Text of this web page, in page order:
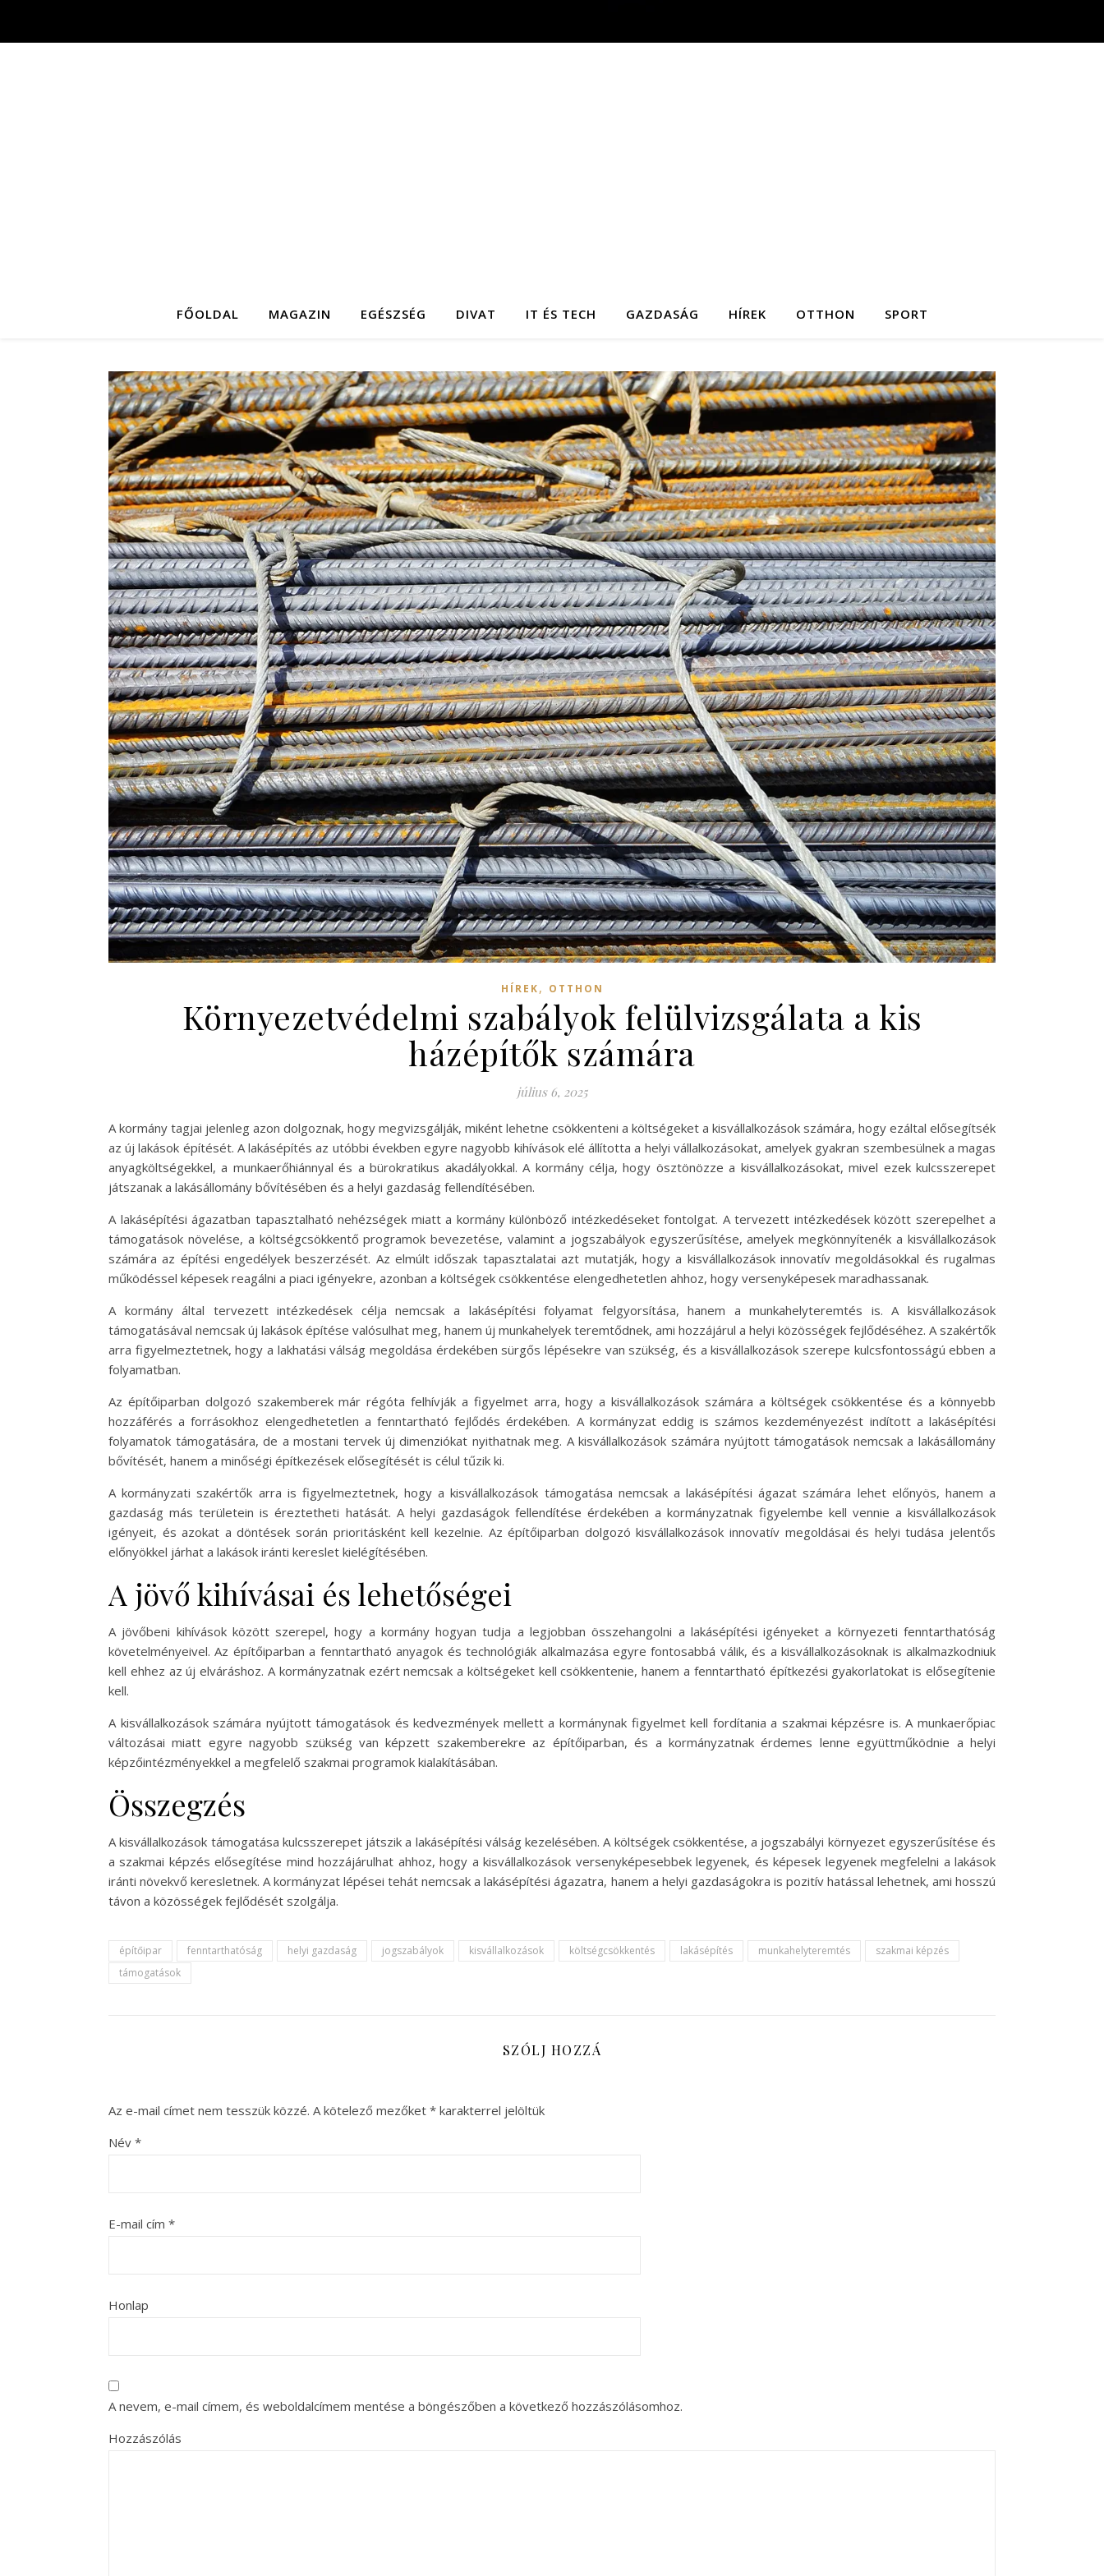
FŐOLDAL MAGAZIN EGÉSZSÉG DIVAT IT ÉS TECH GAZDASÁG HÍREK OTTHON SPORT
HÍREK, OTTHON
Környezetvédelmi szabályok felülvizsgálata a kis
házépítők számára
július 6, 2025
A kormány tagjai jelenleg azon dolgoznak, hogy megvizsgálják, miként lehetne csökkenteni a költségeket a kisvállalkozások számára, hogy ezáltal elősegítsék
az új lakások építését. A lakásépítés az utóbbi években egyre nagyobb kihívások elé állította a helyi vállalkozásokat, amelyek gyakran szembesülnek a magas
anyagköltségekkel, a munkaerőhiánnyal és a bürokratikus akadályokkal. A kormány célja, hogy ösztönözze a kisvállalkozásokat, mivel ezek kulcsszerepet
játszanak a lakásállomány bővítésében és a helyi gazdaság fellendítésében.
A lakásépítési ágazatban tapasztalható nehézségek miatt a kormány különböző intézkedéseket fontolgat. A tervezett intézkedések között szerepelhet a
támogatások növelése, a költségcsökkentő programok bevezetése, valamint a jogszabályok egyszerűsítése, amelyek megkönnyítenék a kisvállalkozások
számára az építési engedélyek beszerzését. Az elmúlt időszak tapasztalatai azt mutatják, hogy a kisvállalkozások innovatív megoldásokkal és rugalmas
működéssel képesek reagálni a piaci igényekre, azonban a költségek csökkentése elengedhetetlen ahhoz, hogy versenyképesek maradhassanak.
A kormány által tervezett intézkedések célja nemcsak a lakásépítési folyamat felgyorsítása, hanem a munkahelyteremtés is. A kisvállalkozások
támogatásával nemcsak új lakások építése valósulhat meg, hanem új munkahelyek teremtődnek, ami hozzájárul a helyi közösségek fejlődéséhez. A szakértők
arra figyelmeztetnek, hogy a lakhatási válság megoldása érdekében sürgős lépésekre van szükség, és a kisvállalkozások szerepe kulcsfontosságú ebben a
folyamatban.
Az építőiparban dolgozó szakemberek már régóta felhívják a figyelmet arra, hogy a kisvállalkozások számára a költségek csökkentése és a könnyebb
hozzáférés a forrásokhoz elengedhetetlen a fenntartható fejlődés érdekében. A kormányzat eddig is számos kezdeményezést indított a lakásépítési
folyamatok támogatására, de a mostani tervek új dimenziókat nyithatnak meg. A kisvállalkozások számára nyújtott támogatások nemcsak a lakásállomány
bővítését, hanem a minőségi építkezések elősegítését is célul tűzik ki.
A kormányzati szakértők arra is figyelmeztetnek, hogy a kisvállalkozások támogatása nemcsak a lakásépítési ágazat számára lehet előnyös, hanem a
gazdaság más területein is éreztetheti hatását. A helyi gazdaságok fellendítése érdekében a kormányzatnak figyelembe kell vennie a kisvállalkozások
igényeit, és azokat a döntések során prioritásként kell kezelnie. Az építőiparban dolgozó kisvállalkozások innovatív megoldásai és helyi tudása jelentős
előnyökkel járhat a lakások iránti kereslet kielégítésében.
A jövő kihívásai és lehetőségei
A jövőbeni kihívások között szerepel, hogy a kormány hogyan tudja a legjobban összehangolni a lakásépítési igényeket a környezeti fenntarthatóság
követelményeivel. Az építőiparban a fenntartható anyagok és technológiák alkalmazása egyre fontosabbá válik, és a kisvállalkozásoknak is alkalmazkodniuk
kell ehhez az új elváráshoz. A kormányzatnak ezért nemcsak a költségeket kell csökkentenie, hanem a fenntartható építkezési gyakorlatokat is elősegítenie
kell.
A kisvállalkozások számára nyújtott támogatások és kedvezmények mellett a kormánynak figyelmet kell fordítania a szakmai képzésre is. A munkaerőpiac
változásai miatt egyre nagyobb szükség van képzett szakemberekre az építőiparban, és a kormányzatnak érdemes lenne együttműködnie a helyi
képzőintézményekkel a megfelelő szakmai programok kialakításában.
Összegzés
A kisvállalkozások támogatása kulcsszerepet játszik a lakásépítési válság kezelésében. A költségek csökkentése, a jogszabályi környezet egyszerűsítése és
a szakmai képzés elősegítése mind hozzájárulhat ahhoz, hogy a kisvállalkozások versenyképesebbek legyenek, és képesek legyenek megfelelni a lakások
iránti növekvő keresletnek. A kormányzat lépései tehát nemcsak a lakásépítési ágazatra, hanem a helyi gazdaságokra is pozitív hatással lehetnek, ami hosszú
távon a közösségek fejlődését szolgálja.
építőipar fenntarthatóság helyi gazdaság jogszabályok kisvállalkozások költségcsökkentés lakásépítés munkahelyteremtés
szakmai képzés
támogatások
SZÓLJ HOZZÁ
Az e-mail címet nem tesszük közzé. A kötelező mezőket * karakterrel jelöltük
Név *
E-mail cím *
Honlap
A nevem, e-mail címem, és weboldalcímem mentése a böngészőben a következő hozzászólásomhoz.
Hozzászólás